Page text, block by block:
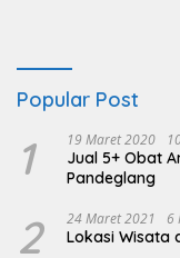
Popular Post
1 19 Maret 2020
Jual 5+ Obat
Pandeglang
2 24 Maret 2021 6
Lokasi Wisata